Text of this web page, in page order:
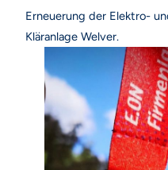
Erneuerung der Elektro-
Kläranlage Welver.